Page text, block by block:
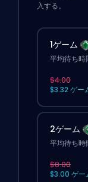
入する。
1ゲーム
平均待ち
$4.00
$3.32 ゲー
2ゲーム
平均待ち
$8.00
$3.00 ゲー